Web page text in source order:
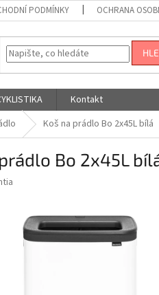
PODMÍNKY OCHRANA
Kontakt
Koš na prádlo Bo 2x45L bílá
Bo 2x45L